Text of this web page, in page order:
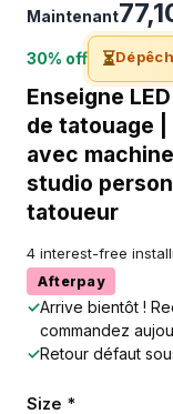
Maintenant
30% off ⏳
Enseigne
de tatouage
avec
studio
tatoueur
4 interest-free
Afterpay
✓Arrive bientôt !
commandez
✓Retour défaut
Size *